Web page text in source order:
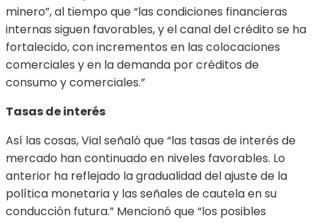
minero”, al tiempo que “las condiciones financieras
internas siguen favorables, y el canal del crédito se ha
fortalecido, con incrementos en las colocaciones
comerciales y en la demanda por créditos de
consumo y comerciales.”
Tasas de interés
Así las cosas, Vial señaló que “las tasas de interés de
mercado han continuado en niveles favorables. Lo
anterior ha reflejado la gradualidad del ajuste de la
política monetaria y las señales de cautela en su
conducción futura.” Mencionó que “los posibles